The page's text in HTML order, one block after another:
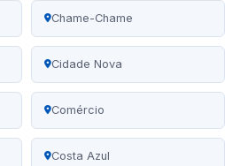
Chame-Chame
Cidade Nova
Comércio
Costa Azul